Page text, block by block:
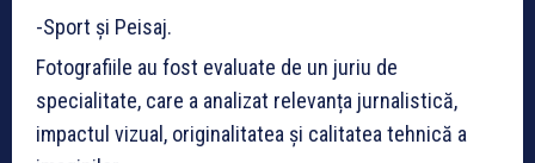
-Sport și Peisaj.
Fotografiile au fost evaluate de un juriu de
specialitate, care a analizat relevanța jurnalistică,
impactul vizual, originalitatea și calitatea tehnică a